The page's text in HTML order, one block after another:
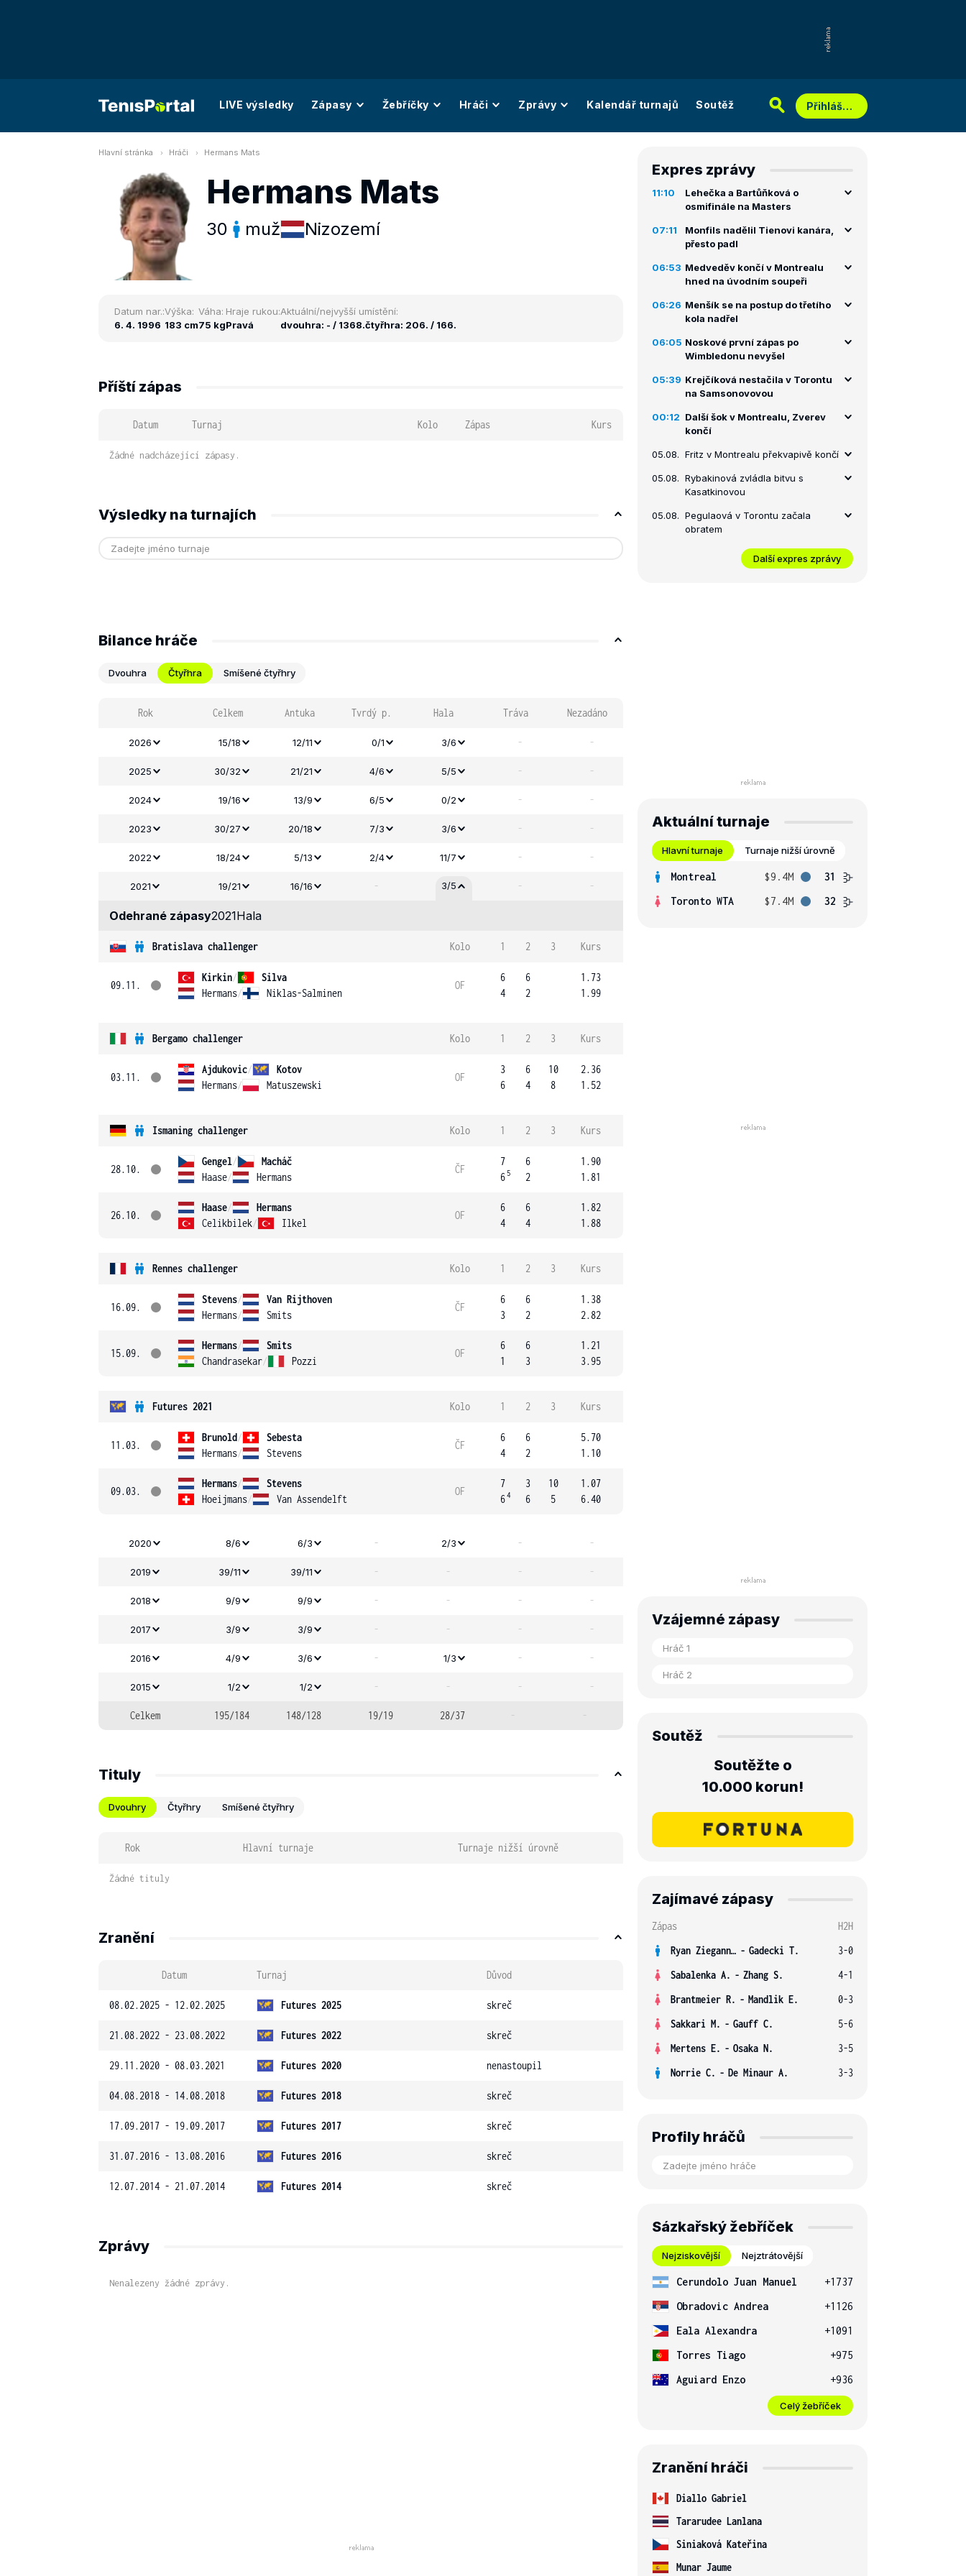
LIVE výsledky Zápasy Žebříčky Hráči Zprávy Kalendář turnajů Soutěž Přihlášení
Hlavní stránka Hráči Hermans Mats
Hermans Mats
30 muž Nizozemí
Datum nar.:
6. 4. 1996
Výška:
183 cm
Váha:
75 kg
Hraje rukou:
Pravá
Aktuální/nejvyšší umístění:
dvouhra: - / 1368.čtyřhra: 206. / 166.
Příští zápas
Datum Turnaj Kolo Zápas Kurs
Žádné nadcházející zápasy.
Výsledky na turnajích
Bilance hráče
Dvouhra Čtyřhra Smíšené čtyřhry
Rok Celkem Antuka Tvrdý p. Hala Tráva Nezadáno
2026 15/18 12/11 0/1 3/6 - -
2025 30/32 21/21 4/6 5/5 - -
2024 19/16 13/9 6/5 0/2 - -
2023 30/27 20/18 7/3 3/6 - -
2022 18/24 5/13 2/4 11/7 - -
2021 19/21 16/16 - 3/5 - -
Odehrané zápasy2021Hala
Bratislava challenger Kolo 1 2 3 Kurs
09.11.
Kirkin/
Silva
Hermans/ Niklas-Salminen
OF
6
4
6
2
1.73
1.99
Bergamo challenger Kolo 1 2 3 Kurs
03.11.
Ajdukovic/
Kotov
Hermans/ Matuszewski
OF
3
6
6
4
10
8
2.36
1.52
Ismaning challenger Kolo 1 2 3 Kurs
28.10.
Gengel/
Macháč
Haase/ Hermans
ČF
7
6 5
6
2
1.90
1.81
26.10.
Haase/
Hermans
Celikbilek/ Ilkel
OF
6
4
6
4
1.82
1.88
Rennes challenger Kolo 1 2 3 Kurs
16.09.
Stevens/
Van Rijthoven
Hermans/ Smits
ČF
6
3
6
2
1.38
2.82
15.09.
Hermans/
Smits
Chandrasekar/ Pozzi
OF
6
1
6
3
1.21
3.95
Futures 2021 Kolo 1 2 3 Kurs
11.03.
Brunold/
Sebesta
Hermans/ Stevens
ČF
6
4
6
2
5.70
1.10
09.03.
Hermans/
Stevens
Hoeijmans/ Van Assendelft
OF
7
64
3
6
10
5
1.07
6.40
2020 8/6 6/3 - 2/3 - -
2019 39/11 39/11 - - - -
2018 9/9 9/9 - - - -
2017 3/9 3/9 - - - -
2016 4/9 3/6 - 1/3 - -
2015 1/2 1/2 - - - -
Celkem 195/184 148/128 19/19 28/37 - -
Tituly
Dvouhry Čtyřhry Smíšené čtyřhry
Rok Hlavní turnaje Turnaje nižší úrovně
Žádné tituly
Zranění
Datum Turnaj Důvod
08.02.2025 - 12.02.2025 Futures 2025 skreč
21.08.2022 - 23.08.2022 Futures 2022 skreč
29.11.2020 - 08.03.2021 Futures 2020 nenastoupil
04.08.2018 - 14.08.2018 Futures 2018 skreč
17.09.2017 - 19.09.2017 Futures 2017 skreč
31.07.2016 - 13.08.2016 Futures 2016 skreč
12.07.2014 - 21.07.2014 Futures 2014 skreč
Zprávy
Nenalezeny žádné zprávy.
Expres zprávy
11:10
Lehečka a Bartůňková o
osmifinále na Masters
07:11
Monfils nadělil Tienovi kanára,
přesto padl
06:53 Medveděv končí v Montrealu
hned na úvodním soupeři
06:26 Menšík se na postup do třetího
kola nadřel
06:05 Noskové první zápas po
Wimbledonu nevyšel
05:39 Krejčíková nestačila v Torontu
na Samsonovovou
00:12 Další šok v Montrealu, Zverev
končí
05.08. Fritz v Montrealu překvapivě končí
05.08. Rybakinová zvládla bitvu s
Kasatkinovou
05.08. Pegulaová v Torontu začala
obratem
Další expres zprávy
Aktuální turnaje
Hlavní turnaje Turnaje nižší úrovně
Montreal $9.4M
31
Toronto WTA
$7.4M 32
Vzájemné zápasy
Soutěž
Soutěžte o
10.000 korun!
Zajímavé zápasy
Zápas
H2H
Ryan Ziegann S. - Gadecki T.
3-0
Sabalenka A. - Zhang S.
4-1
Brantmeier R. - Mandlik E.
0-3
Sakkari M. - Gauff C.
5-6
Mertens E. - Osaka N.
3-5
Norrie C. - De Minaur A. 3-3
Profily hráčů
Sázkařský žebříček
Nejziskovější Nejztrátovější
Cerundolo Juan Manuel
+1737
Obradovic Andrea
+1126
Eala Alexandra
+1091
Torres Tiago
+975
Aguiard Enzo
+936
Celý žebříček
Zranění hráči
Diallo Gabriel
Tararudee Lanlana
Siniaková Kateřina
Munar Jaume